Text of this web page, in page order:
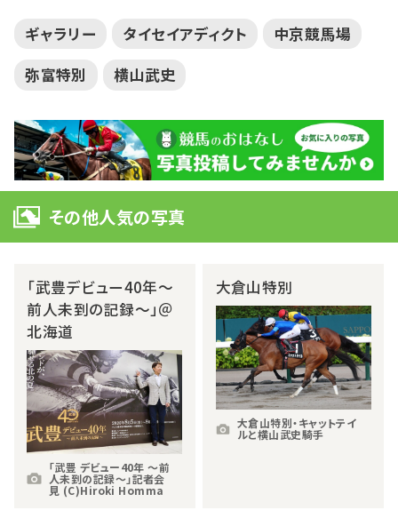
ギャラリー タイセイアディクト
中京競馬場
弥富特別
横山武史
その他人気の写真
「武豊デビュー40年～
前人未到の記録～」＠
北海道
「武豊 デビュー40年 ～前
人未到の記録～」記者会
見 (C)Hiroki Homma
大倉山特別
大倉山特別・キャットテイ
ルと横山武史騎手